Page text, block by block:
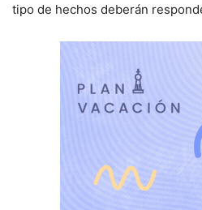
tipo de hechos deberán